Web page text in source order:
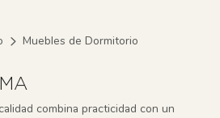
Muebles de Dormitorio
combina practicidad con un